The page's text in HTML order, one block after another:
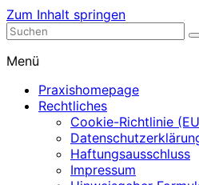
Zum Inhalt springen
Nephrologische Praxis mit
Menü
Praxishomepage
Rechtliches
Cookie-Richtlinie
Haftungsausschluss
Impressum